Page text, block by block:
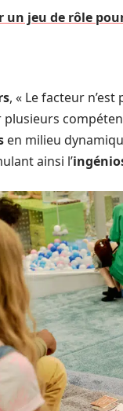
un jeu de rôle
, « Le facteur
en milieu
ainsi l’